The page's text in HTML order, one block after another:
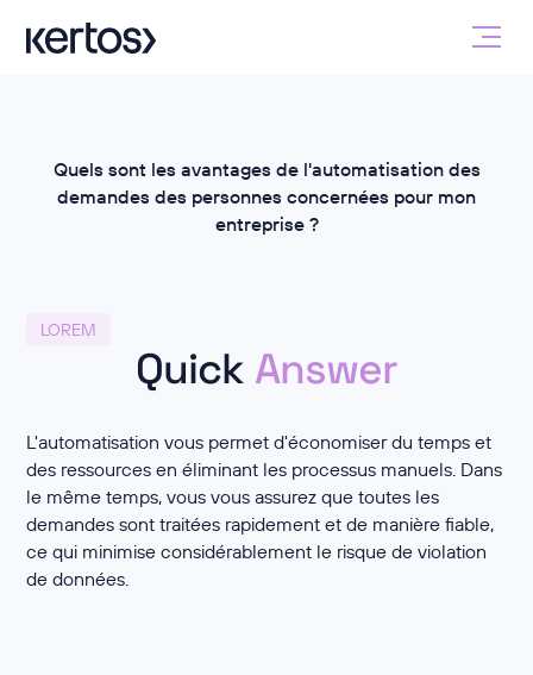
Quels sont les avantages de l'automatisation des
demandes des personnes concernées pour mon
entreprise ?
LOREM
Quick Answer
L'automatisation vous permet d'économiser du temps et
des ressources en éliminant les processus manuels. Dans
le même temps, vous vous assurez que toutes les
demandes sont traitées rapidement et de manière fiable,
ce qui minimise considérablement le risque de violation
de données.